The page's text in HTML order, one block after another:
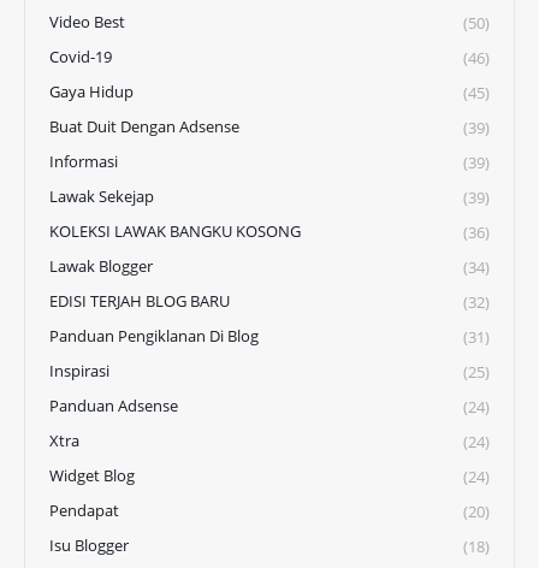
Video Best
(50)
Covid-19
(46)
Gaya Hidup
(45)
Buat Duit Dengan Adsense
(39)
Informasi
(39)
Lawak Sekejap
(39)
KOLEKSI LAWAK BANGKU KOSONG
(36)
Lawak Blogger
(34)
EDISI TERJAH BLOG BARU
(32)
Panduan Pengiklanan Di Blog
(31)
Inspirasi
(25)
Panduan Adsense
(24)
Xtra
(24)
Widget Blog
(24)
Pendapat
(20)
Isu Blogger
(18)